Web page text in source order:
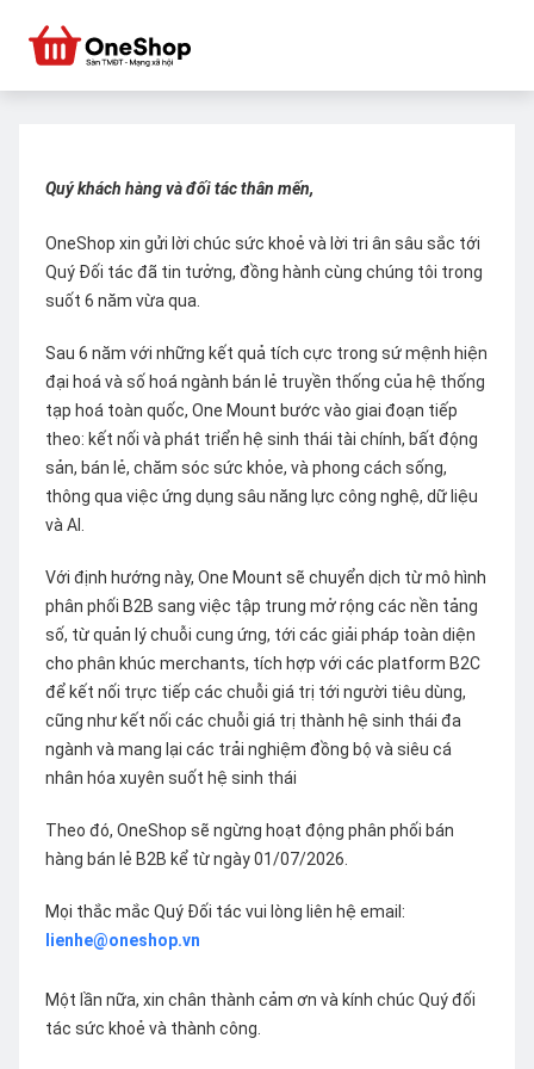
Quý khách hàng và đối tác thân mến,
OneShop xin gửi lời chúc sức khoẻ và lời tri ân sâu sắc tới
Quý Đối tác đã tin tưởng, đồng hành cùng chúng tôi trong
suốt 6 năm vừa qua.
Sau 6 năm với những kết quả tích cực trong sứ mệnh hiện
đại hoá và số hoá ngành bán lẻ truyền thống của hệ thống
tạp hoá toàn quốc, One Mount bước vào giai đoạn tiếp
theo: kết nối và phát triển hệ sinh thái tài chính, bất động
sản, bán lẻ, chăm sóc sức khỏe, và phong cách sống,
thông qua việc ứng dụng sâu năng lực công nghệ, dữ liệu
và AI.
Với định hướng này, One Mount sẽ chuyển dịch từ mô hình
phân phối B2B sang việc tập trung mở rộng các nền tảng
số, từ quản lý chuỗi cung ứng, tới các giải pháp toàn diện
cho phân khúc merchants, tích hợp với các platform B2C
để kết nối trực tiếp các chuỗi giá trị tới người tiêu dùng,
cũng như kết nối các chuỗi giá trị thành hệ sinh thái đa
ngành và mang lại các trải nghiệm đồng bộ và siêu cá
nhân hóa xuyên suốt hệ sinh thái
Theo đó, OneShop sẽ ngừng hoạt động phân phối bán
hàng bán lẻ B2B kể từ ngày 01/07/2026.
Mọi thắc mắc Quý Đối tác vui lòng liên hệ email:
lienhe@oneshop.vn
Một lần nữa, xin chân thành cảm ơn và kính chúc Quý đối
tác sức khoẻ và thành công.